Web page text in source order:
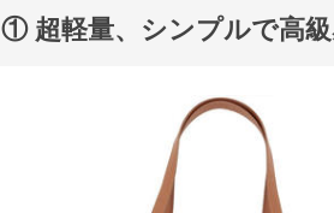
① 超軽量、シンプルで高